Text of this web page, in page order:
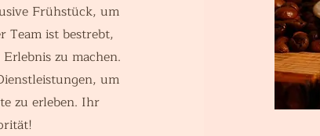
Frühstück, um
Team ist bestrebt,
zu machen.
um
zu erleben. Ihr